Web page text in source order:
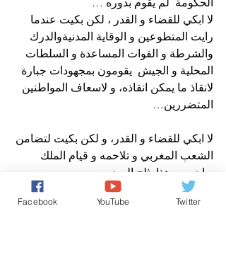
لا ابكي للقضاء و القدر ، لكن بكيت عندما
رايت المتطوعين و الوقاية المدنيةوالدرك
والشرطة و القوات المساعدة و السلطات
المحلية و الجيش  يقومون بمجهودات جبارة
لانقاذ ما يمكن انقاذه، و لاسعاف المواطنين
المتضررين…
لا ابكي للقضاء و القدر، و لكن بكيت لتضامن
الشعب المغربي و تلاحمه و قيام الملك
بواجبه، و هذا يثلج الصدور…
ما أعظمك ايها الشعب المغربي…و ما
اعظمك ايها الملك!
Facebook YouTube Twitter